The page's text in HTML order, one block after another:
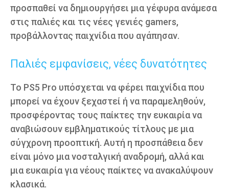
προσπαθεί να δημιουργήσει μια γέφυρα ανάμεσα
στις παλιές και τις νέες γενιές gamers,
προβάλλοντας παιχνίδια που αγάπησαν.
Παλιές εμφανίσεις, νέες δυνατότητες
Το PS5 Pro υπόσχεται να φέρει παιχνίδια που
μπορεί να έχουν ξεχαστεί ή να παραμεληθούν,
προσφέροντας τους παίκτες την ευκαιρία να
αναβιώσουν εμβληματικούς τίτλους με μια
σύγχρονη προοπτική. Αυτή η προσπάθεια δεν
είναι μόνο μια νοσταλγική αναδρομή, αλλά και
μια ευκαιρία για νέους παίκτες να ανακαλύψουν
κλασικά.